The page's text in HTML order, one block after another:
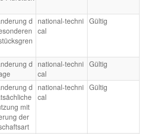
d
national-techni
cal
Gültig
d
national-techni
cal
Gültig
d
mit
der
national-techni
cal
Gültig